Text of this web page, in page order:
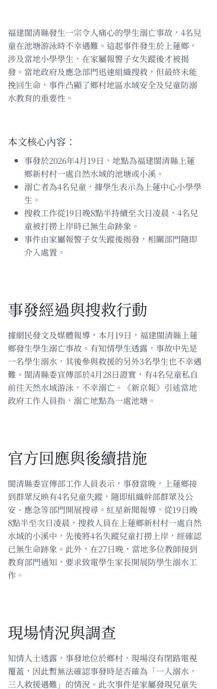
福建閩清縣發生一宗令人痛心的學生溺亡事故，4名兒
童在池塘游泳時不幸遇難。這起事件發生於上蓮鄉，
涉及當地小學學生，在家屬報警子女失蹤後才被揭
發。當地政府及應急部門迅速組織搜救，但最終未能
挽回生命，事件凸顯了鄉村地區水域安全及兒童防溺
水教育的重要性。
本文核心內容：
事發於2026年4月19日，地點為福建閩清縣上蓮
鄉新村村一處自然水域的池塘或小溪。
溺亡者為4名兒童，據學生表示為上蓮中心小學學
生。
搜救工作從19日晚8點半持續至次日凌晨，4名兒
童被打撈上岸時已無生命跡象。
事件由家屬報警子女失蹤後揭發，相關部門隨即
介入處置。
事發經過與搜救行動
據網民發文及媒體報導，本月19日，福建閩清縣上蓮
鄉發生學生溺亡事故。有知情學生透露，事故中先是
一名學生溺水，其後參與救援的另外3名學生也不幸遇
難。閩清縣委宣傳部於4月28日證實，有4名兒童私自
前往天然水域游泳，不幸溺亡。《新京報》引述當地
政府工作人員指，溺亡地點為一處池塘。
官方回應與後續措施
閩清縣委宣傳部工作人員表示，事發當晚，上蓮鄉接
到群眾反映有4名兒童失蹤，隨即組織幹部群眾及公
安、應急等部門開展搜尋。紅星新聞報導，從19日晚
8點半至次日凌晨，搜救人員在上蓮鄉新村村一處自然
水域的小溪中，先後將4名失蹤兒童打撈上岸，經確認
已無生命跡象。此外，在27日晚，當地多位教師接到
教育部門通知，要求致電學生家長開展防學生溺水工
作。
現場情況與調查
知情人士透露，事發地位於鄉村，現場沒有閉路電視
覆蓋，因此暫無法確認事發時是否確為「一人溺水，
三人救援遇難」的情況。此次事件是家屬發現兒童失